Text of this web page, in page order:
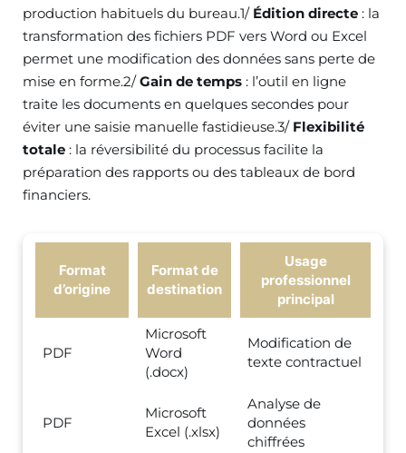
production habituels du bureau.1/ Édition directe : la
transformation des fichiers PDF vers Word ou Excel
permet une modification des données sans perte de
mise en forme.2/Gain de temps : l’outil en ligne
traite les documents en quelques secondes pour
éviter une saisie manuelle fastidieuse.3/ Flexibilité
totale : la réversibilité du processus facilite la
préparation des rapports ou des tableaux de bord
financiers.
Format
d’origine
Format de
destination
Usage
professionnel
principal
PDF
Microsoft
Word
(.docx)
Modification de
texte contractuel
PDF
Microsoft
Excel (.xlsx)
Analyse de
données
chiffrées